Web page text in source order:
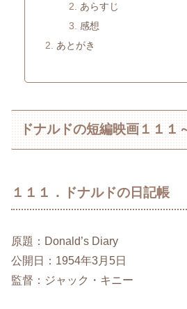
あらすじ
感想
あとがき
ドナルドの短編映画１１１
１１１．ドナルドの日記帳
原題：Donald’s Diary
公開日：1954年3月5日
監督：ジャック・キニー